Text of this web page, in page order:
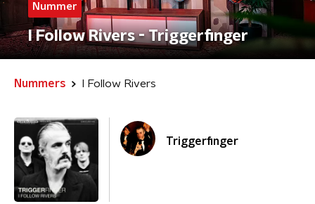
Nummer
I Follow Rivers - Triggerfinger
Nummers I Follow Rivers
Triggerfinger